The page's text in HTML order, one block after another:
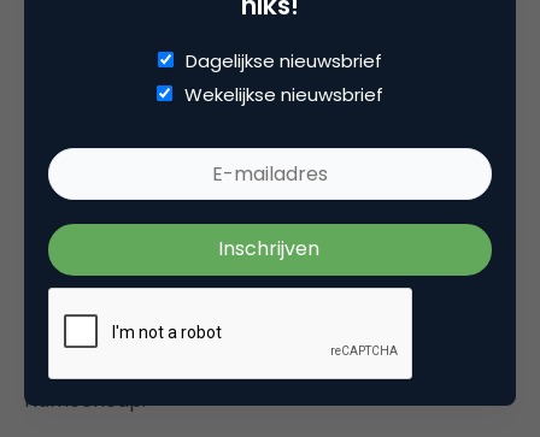
in een seed-financieringsronde.
en heeft een open-source karakter
Wat is het businessmodel van
Bluesky?
Bluesky focust op betaalde diensten als een bron
van inkomsten in plaats van reclame. De eerste
betaalde dienst biedt gebruikers aangepaste
Namecheap.
Dagelijkse nieuwsbrief
Wekelijkse nieuwsbrief